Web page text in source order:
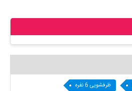
ظرفشویی 6 نفره